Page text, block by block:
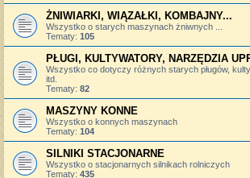
ŻNIWIARKI, WIĄZAŁKI, KOMBAJNY...
Wszystko o starych maszynach żniwnych ...
Tematy: 105
PŁUGI, KULTYWATORY, NARZĘDZIA
Wszystko co dotyczy różnych starych pługów,
itd.
Tematy: 82
MASZYNY KONNE
Wszystko o konnych maszynach
Tematy: 104
SILNIKI STACJONARNE
Wszystko o stacjonarnych silnikach rolniczych
Tematy: 435